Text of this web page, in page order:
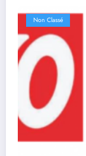
Non Classé